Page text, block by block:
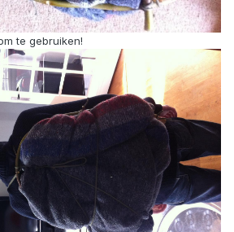
te gebruiken!